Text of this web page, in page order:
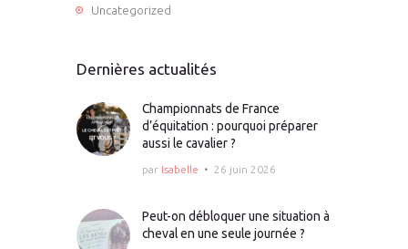
Uncategorized
Dernières actualités
Championnats de France
d’équitation : pourquoi préparer
aussi le cavalier ?
par Isabelle 26 juin 2026
Peut-on débloquer une situation à
cheval en une seule journée ?